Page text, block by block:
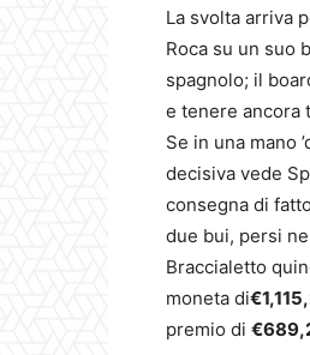
La svolta arriva
Roca su un suo
spagnolo; il
e tenere ancora
Se in una mano
decisiva vede
consegna di
due bui, persi
Braccialetto
moneta di
premio di